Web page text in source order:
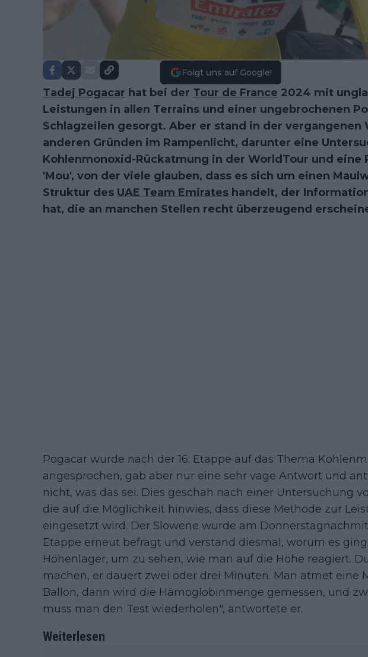
Folgt uns auf Google!
Tadej Pogacar hat bei der Tour de France 2024 mit
Leistungen in allen Terrains und einer ungebrochenen
Schlagzeilen gesorgt. Aber er stand in der vergangenen
anderen Gründen im Rampenlicht, darunter eine
Kohlenmonoxid-Rückatmung in der WorldTour und eine
'Mou', von der viele glauben, dass es sich um einen
Struktur des UAE Team Emirates handelt, der
hat, die an manchen Stellen recht überzeugend
Pogacar wurde nach der 16. Etappe auf das Thema
angesprochen, gab aber nur eine sehr vage Antwort und
nicht, was das sei. Dies geschah nach einer Untersuchung
die auf die Möglichkeit hinwies, dass diese Methode zur
eingesetzt wird. Der Slowene wurde am
Etappe erneut befragt und verstand diesmal, worum es
Höhenlager, um zu sehen, wie man auf die Höhe reagiert.
machen, er dauert zwei oder drei Minuten. Man atmet eine
Ballon, dann wird die Hämoglobinmenge gemessen, und
muss man den Test wiederholen", antwortete er.
Weiterlesen